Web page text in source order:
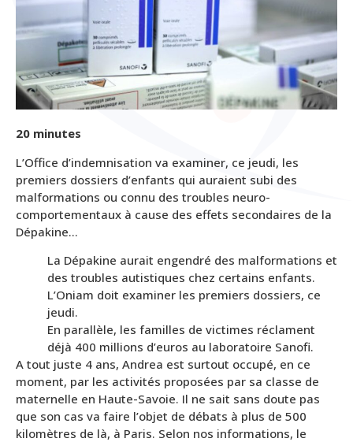
20 minutes
L’Office d’indemnisation va examiner, ce jeudi, les
premiers dossiers d’enfants qui auraient subi des
malformations ou connu des troubles neuro-
comportementaux à cause des effets secondaires de la
Dépakine…
La Dépakine aurait engendré des malformations et
des troubles autistiques chez certains enfants.
L’Oniam doit examiner les premiers dossiers, ce
jeudi.
En parallèle, les familles de victimes réclament
déjà 400 millions d’euros au laboratoire Sanofi.
A tout juste 4 ans, Andrea est surtout occupé, en ce
moment, par les activités proposées par sa classe de
maternelle en Haute-Savoie. Il ne sait sans doute pas
que son cas va faire l’objet de débats à plus de 500
kilomètres de là, à Paris. Selon nos informations, le